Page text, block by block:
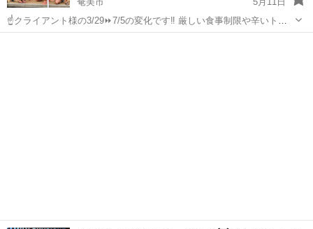
☝️クライアント様の3/29⏩7/5の変化です‼️ 厳しい食事制限や辛いトレ
ーニングもしていません🎵 ｢カラダ変われば｣心から変わる‼️ 私も全ク